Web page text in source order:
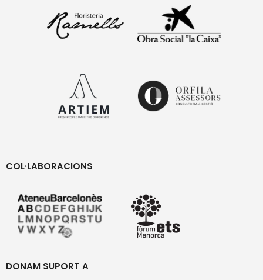
COL·LABORACIONS
DONAM SUPORT A